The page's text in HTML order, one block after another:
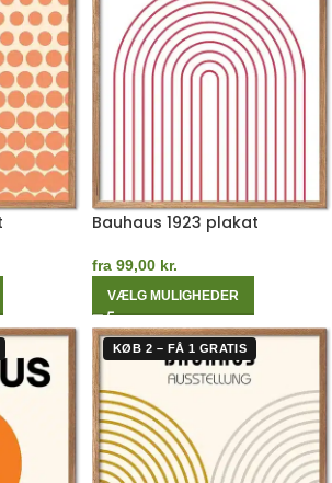
Bauhaus 1923 plakat
fra 99,00 kr.
VÆLG MULIGHEDER
KØB 2 – FÅ 1 GRATIS